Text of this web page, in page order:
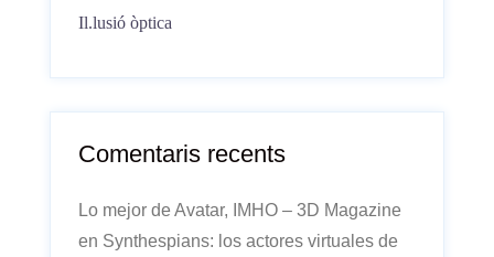
Il.lusió òptica
Comentaris recents
Lo mejor de Avatar, IMHO – 3D Magazine
en Synthespians: los actores virtuales de